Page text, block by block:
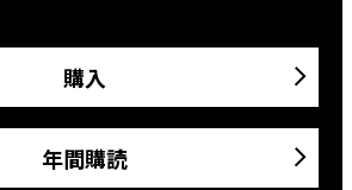
購入
年間購読